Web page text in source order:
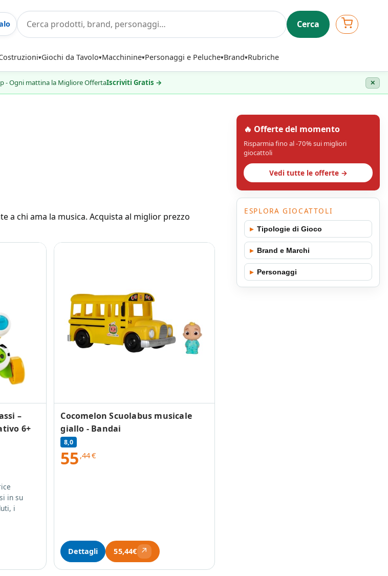
Giochi da Tavolo Macchinine Personaggi e Peluche Brand Rubriche
Cerca
- Ogni mattina la Migliore OffertaIscriviti Gratis → ✕
a chi ama la musica. Acquista al miglior prezzo
–
6+
in su
i
Cocomelon Scuolabus musicale
giallo - Bandai
8,0
55 ,44€
Dettagli 55,44€ ↗
🔥 Offerte del momento
Risparmia fino al -70% sui migliori
giocattoli
Vedi tutte le offerte →
ESPLORA GIOCATTOLI
▸ Tipologie di Gioco
▸ Brand e Marchi
▸ Personaggi